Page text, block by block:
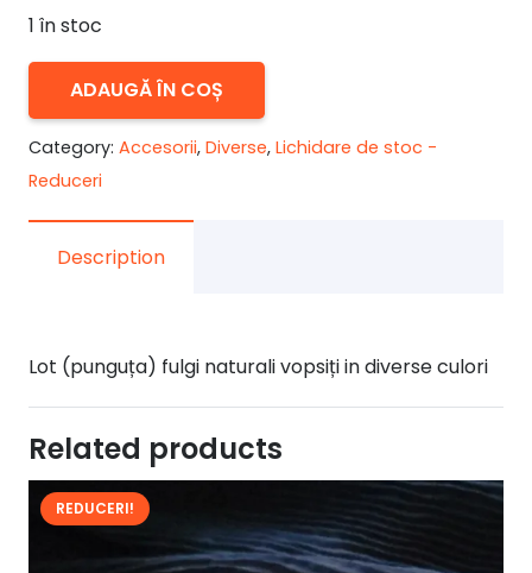
1 în stoc
Cantitate
LOT
FULGI
PENE
ADAUGĂ ÎN COȘ
Category: Accesorii, Diverse, Lichidare de stoc -
Reduceri
Description
Lot (punguța) fulgi naturali vopsiți in diverse culori
Related products
REDUCERI!